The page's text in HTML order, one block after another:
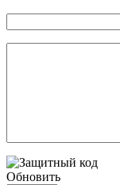
Обновить